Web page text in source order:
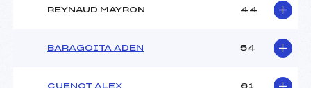
REYNAUD MAYRON 44
BARAGOITA ADEN 54
CUENOT ALEX 61